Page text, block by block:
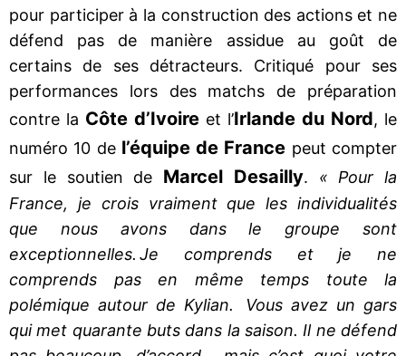
pour participer à la construction des actions et ne
défend pas de manière assidue au goût de
certains de ses détracteurs. Critiqué pour ses
performances lors des matchs de préparation
contre la Côte d’Ivoire et l’Irlande du Nord, le
numéro 10 de l’équipe de France peut compter
sur le soutien de Marcel Desailly. « Pour la
France, je crois vraiment que les individualités
que nous avons dans le groupe sont
exceptionnelles. Je comprends et je ne
comprends pas en même temps toute la
polémique autour de Kylian. Vous avez un gars
qui met quarante buts dans la saison. Il ne défend